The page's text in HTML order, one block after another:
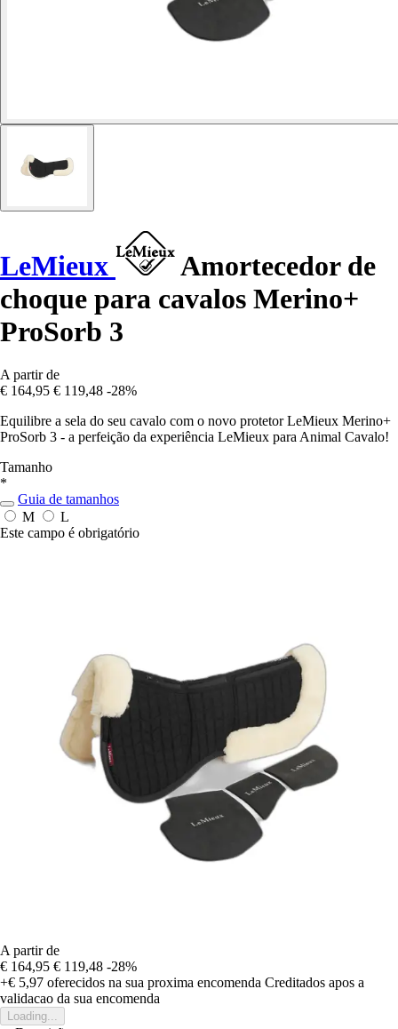
LeMieux
Amortecedor de
choque para cavalos Merino+
ProSorb 3
A partir de
€ 164,95 € 119,48 -28%
Equilibre a sela do seu cavalo com o novo protetor LeMieux Merino+
ProSorb 3 - a perfeição da experiência LeMieux para Animal Cavalo!
Tamanho
*
Guia de tamanhos
M
L
Este campo é obrigatório
A partir de
€ 164,95 € 119,48 -28%
+€ 5,97 oferecidos na sua proxima encomenda Creditados apos a
validacao da sua encomenda
Loading...